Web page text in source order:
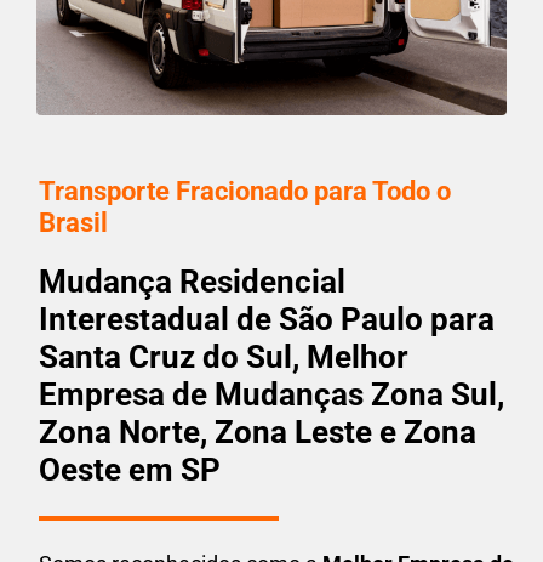
Transporte Fracionado para Todo o
Brasil
Mudança Residencial
Interestadual de São Paulo para
Santa Cruz do Sul, Melhor
Empresa de Mudanças Zona Sul,
Zona Norte, Zona Leste e Zona
Oeste em SP